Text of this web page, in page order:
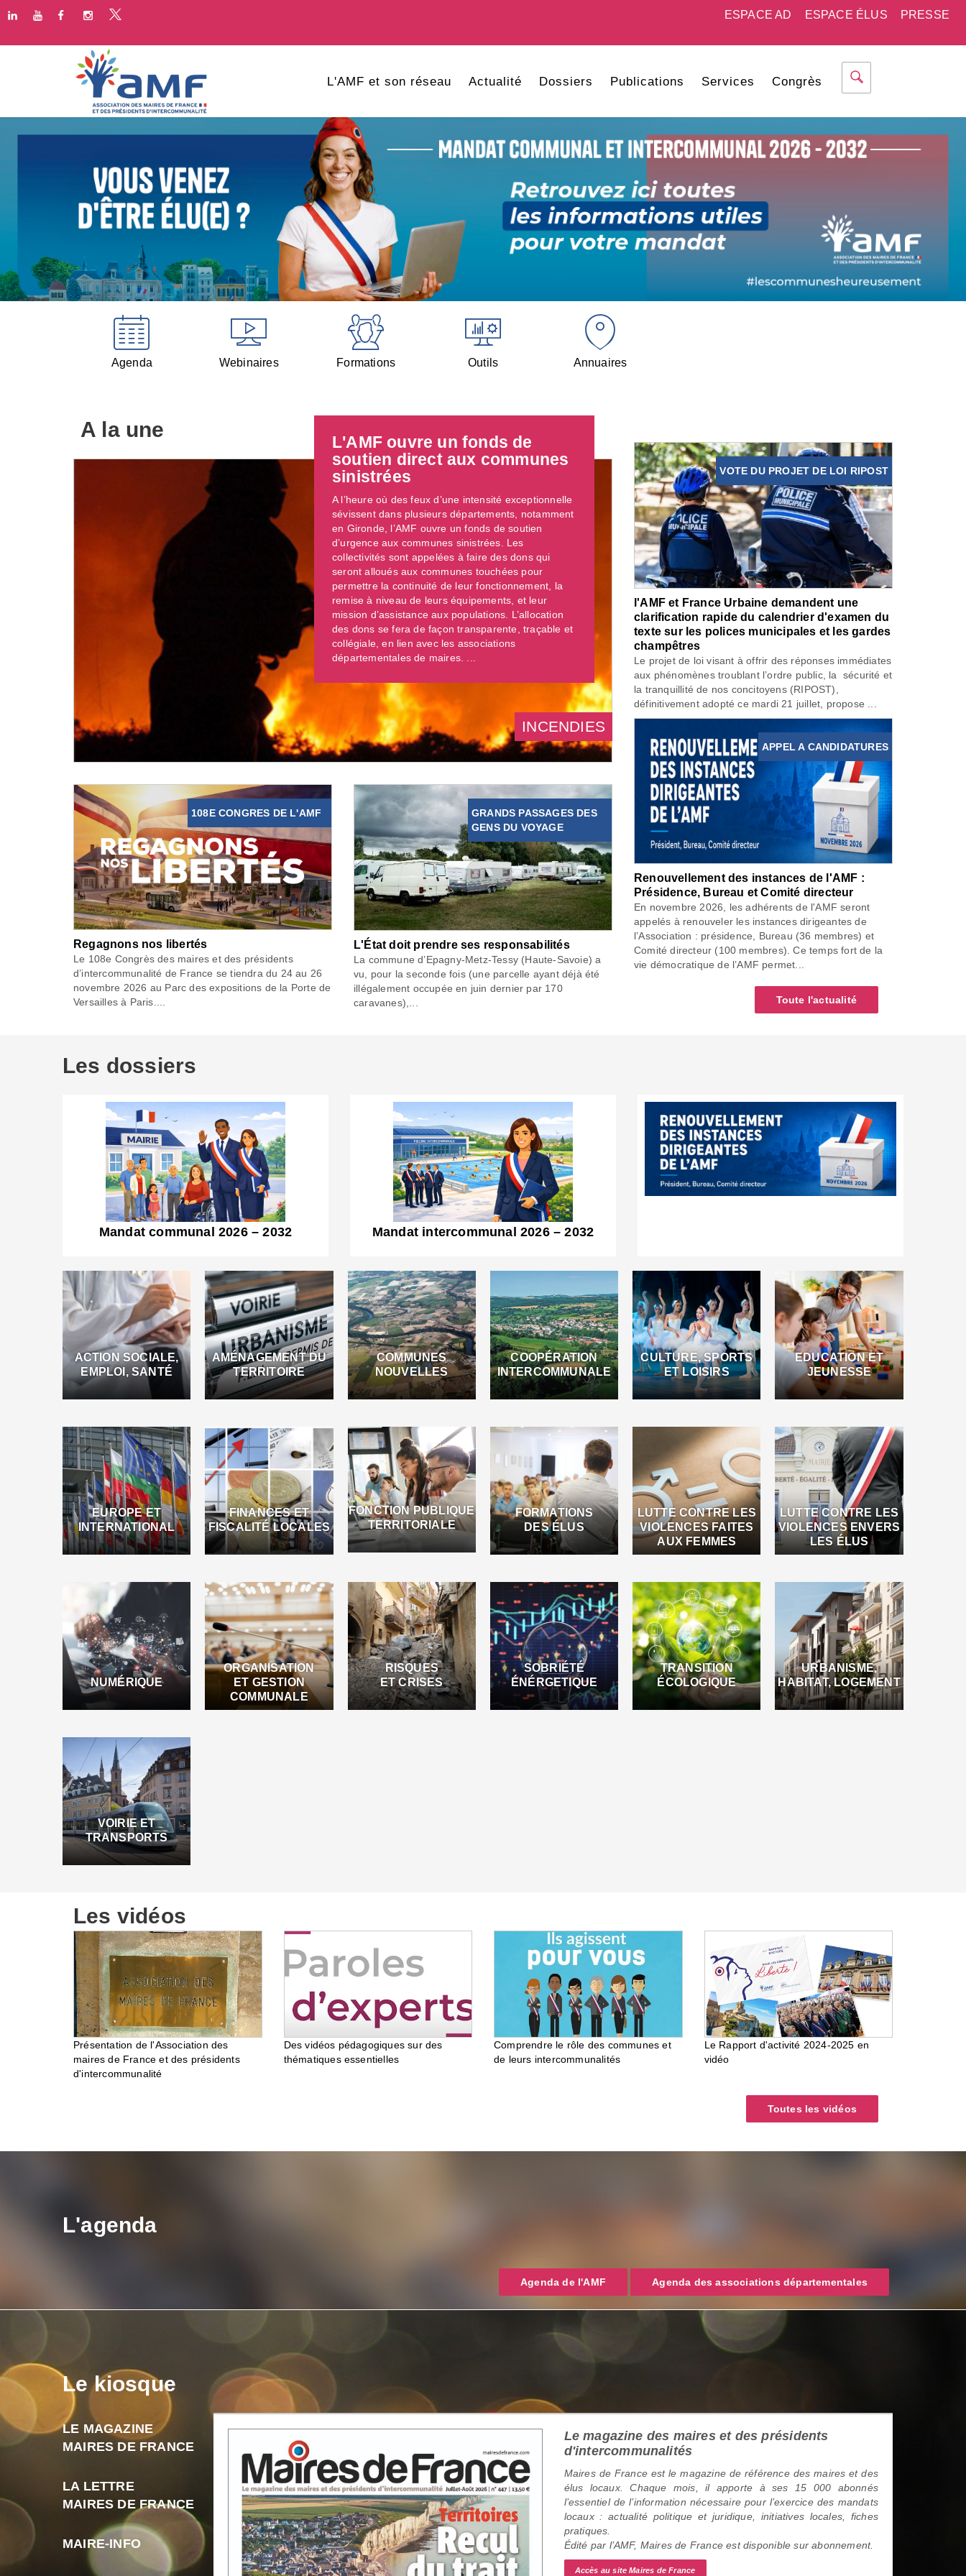
PRESSE
ESPACE ÉLUS
ESPACE AD
L'AMF et son réseau Actualité Dossiers Publications Services Congrès
Agenda Webinaires Formations Outils Annuaires
A la une
L'AMF ouvre un fonds de
soutien direct aux communes
sinistrées
A l’heure où des feux d’une intensité exceptionnelle
sévissent dans plusieurs départements, notamment
en Gironde, l’AMF ouvre un fonds de soutien
d’urgence aux communes sinistrées. Les
collectivités sont appelées à faire des dons qui
seront alloués aux communes touchées pour
permettre la continuité de leur fonctionnement, la
remise à niveau de leurs équipements, et leur
mission d’assistance aux populations. L’allocation
des dons se fera de façon transparente, traçable et
collégiale, en lien avec les associations
départementales de maires. ...
INCENDIES
108E CONGRES DE L'AMF
Regagnons nos libertés
Le 108e Congrès des maires et des présidents
d’intercommunalité de France se tiendra du 24 au 26
novembre 2026 au Parc des expositions de la Porte de
Versailles à Paris....
GRANDS PASSAGES DES
GENS DU VOYAGE
L'État doit prendre ses responsabilités
La commune d’Epagny-Metz-Tessy (Haute-Savoie) a
vu, pour la seconde fois (une parcelle ayant déjà été
illégalement occupée en juin dernier par 170
caravanes),...
VOTE DU PROJET DE LOI RIPOST
l'AMF et France Urbaine demandent une
clarification rapide du calendrier d'examen du
texte sur les polices municipales et les gardes
champêtres
Le projet de loi visant à offrir des réponses immédiates
aux phénomènes troublant l’ordre public, la sécurité et
la tranquillité de nos concitoyens (RIPOST),
définitivement adopté ce mardi 21 juillet, propose ...
APPEL A CANDIDATURES
Renouvellement des instances de l'AMF :
Présidence, Bureau et Comité directeur
En novembre 2026, les adhérents de l'AMF seront
appelés à renouveler les instances dirigeantes de
l’Association : présidence, Bureau (36 membres) et
Comité directeur (100 membres). Ce temps fort de la
vie démocratique de l’AMF permet...
Toute l'actualité
Les dossiers
Mandat communal 2026 – 2032 Mandat intercommunal 2026 – 2032
ACTION SOCIALE,
EMPLOI, SANTÉ
AMÉNAGEMENT DU
TERRITOIRE
COMMUNES
NOUVELLES
COOPÉRATION
INTERCOMMUNALE
CULTURE, SPORTS
ET LOISIRS
EDUCATION ET
JEUNESSE
EUROPE ET
INTERNATIONAL
FINANCES ET
FISCALITÉ LOCALES
FONCTION PUBLIQUE
TERRITORIALE
FORMATIONS
DES ÉLUS
LUTTE CONTRE LES
VIOLENCES FAITES
AUX FEMMES
LUTTE CONTRE LES
VIOLENCES ENVERS
LES ÉLUS
NUMÉRIQUE
ORGANISATION
ET GESTION
COMMUNALE
RISQUES
ET CRISES
SOBRIÉTÉ
ÉNÉRGETIQUE
TRANSITION
ÉCOLOGIQUE
URBANISME,
HABITAT, LOGEMENT
VOIRIE ET
TRANSPORTS
Les vidéos
Présentation de l'Association des
maires de France et des présidents
d'intercommunalité
Des vidéos pédagogiques sur des
thématiques essentielles
Comprendre le rôle des communes et
de leurs intercommunalités
Le Rapport d'activité 2024-2025 en
vidéo
Toutes les vidéos
L'agenda
Agenda de l'AMF Agenda des associations départementales
Le kiosque
LE MAGAZINE
MAIRES DE FRANCE
LA LETTRE
MAIRES DE FRANCE
MAIRE-INFO
Le magazine des maires et des présidents
d'intercommunalités
Maires de France est le magazine de référence des maires et des
élus locaux. Chaque mois, il apporte à ses 15 000 abonnés
l’essentiel de l’information nécessaire pour l’exercice des mandats
locaux : actualité politique et juridique, initiatives locales, fiches
pratiques.
Édité par l’AMF, Maires de France est disponible sur abonnement.
Accès au site Maires de France